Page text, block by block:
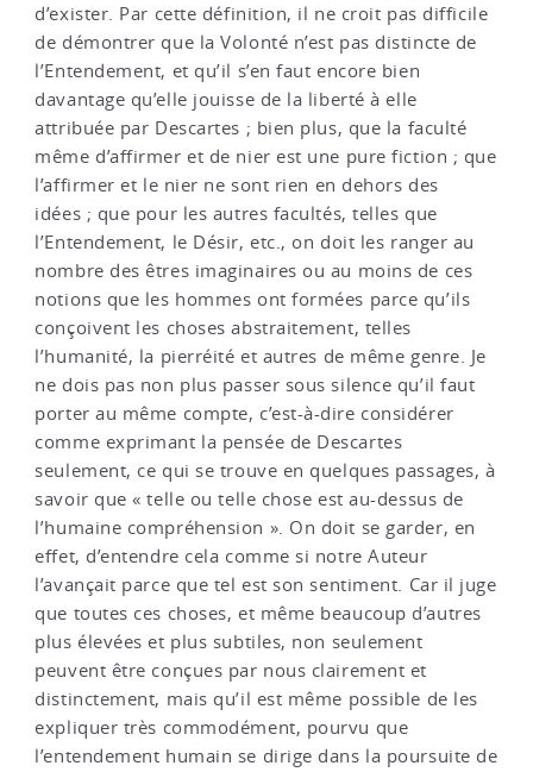
d’exister. Par cette définition, il ne croit pas difficile
de démontrer que la Volonté n’est pas distincte de
l’Entendement, et qu’il s’en faut encore bien
davantage qu’elle jouisse de la liberté à elle
attribuée par Descartes ; bien plus, que la faculté
même d’affirmer et de nier est une pure fiction ; que
l’affirmer et le nier ne sont rien en dehors des
idées ; que pour les autres facultés, telles que
l’Entendement, le Désir, etc., on doit les ranger au
nombre des êtres imaginaires ou au moins de ces
notions que les hommes ont formées parce qu’ils
conçoivent les choses abstraitement, telles
l’humanité, la pierréité et autres de même genre. Je
ne dois pas non plus passer sous silence qu’il faut
porter au même compte, c’est-à-dire considérer
comme exprimant la pensée de Descartes
seulement, ce qui se trouve en quelques passages, à
savoir que « telle ou telle chose est au-dessus de
l’humaine compréhension ». On doit se garder, en
effet, d’entendre cela comme si notre Auteur
l’avançait parce que tel est son sentiment. Car il juge
que toutes ces choses, et même beaucoup d’autres
plus élevées et plus subtiles, non seulement
peuvent être conçues par nous clairement et
distinctement, mais qu’il est même possible de les
expliquer très commodément, pourvu que
l’entendement humain se dirige dans la poursuite de